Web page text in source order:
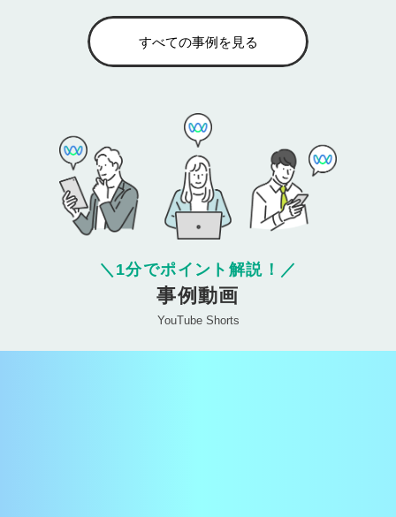
すべての事例を見る
＼ 1分でポイント解説！ ／
事例動画
YouTube Shorts